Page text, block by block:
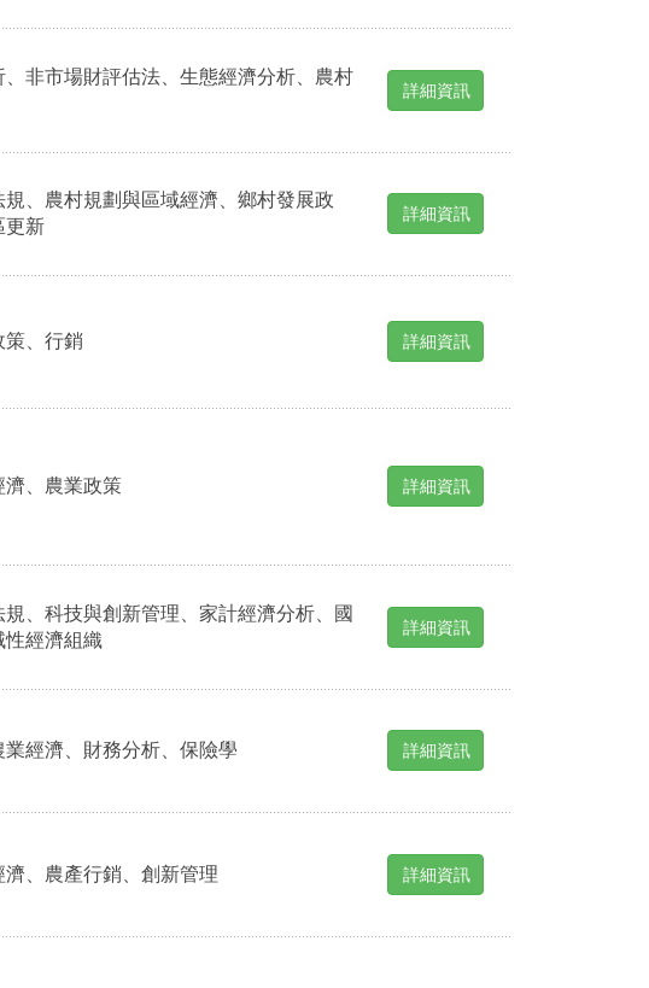
、非市場財評估法、生態經濟分析、農村
詳細資訊
規、農村規劃與區域經濟、鄉村發展政
更新
詳細資訊
策、行銷 詳細資訊
濟、農業政策 詳細資訊
規、科技與創新管理、家計經濟分析、國
性經濟組織
詳細資訊
業經濟、財務分析、保險學 詳細資訊
、農產行銷、創新管理 詳細資訊